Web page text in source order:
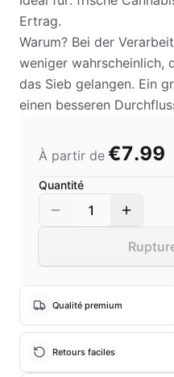
Ertrag.
Warum? Bei der
weniger wahrscheinlich,
das Sieb gelangen. Ein
einen besseren
À partir de €7.99
Quantité
1
Qualité premium
Retours faciles